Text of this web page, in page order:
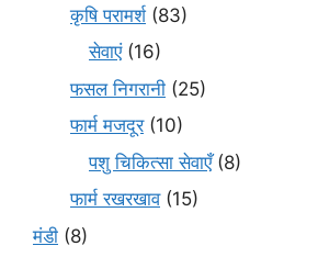
कृषि परामर्श(83)
सेवाएं(16)
फसल निगरानी (25)
फार्म मजदूर(10)
पशु चिकित्सा सेवाएँ(8)
फार्म रखरखाव(15)
मंडी (8)